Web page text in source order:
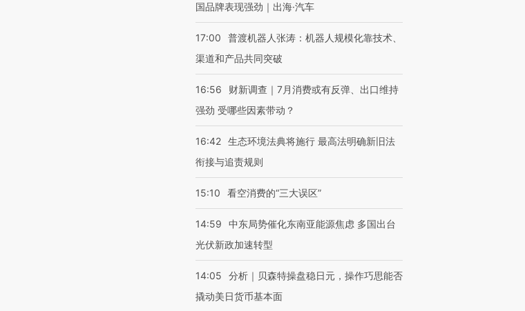
国品牌表现强劲｜出海·汽车
17:00
普渡机器人张涛：机器人规模化靠技术、
渠道和产品共同突破
16:56
财新调查｜7月消费或有反弹、出口维持
强劲 受哪些因素带动？
16:42 生态环境法典将施行 最高法明确新旧法
衔接与追责规则
15:10 看空消费的“三大误区”
14:59
中东局势催化东南亚能源焦虑 多国出台
光伏新政加速转型
14:05
分析｜贝森特操盘稳日元，操作巧思能否
撬动美日货币基本面